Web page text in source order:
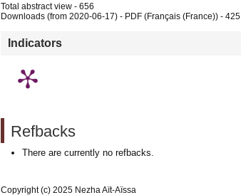
Total abstract view - 656
Downloads (from 2020-06-17) - PDF (Français (France)) - 425
Indicators
Refbacks
There are currently no refbacks.
Copyright (c) 2025 Nezha Aït-Aïssa